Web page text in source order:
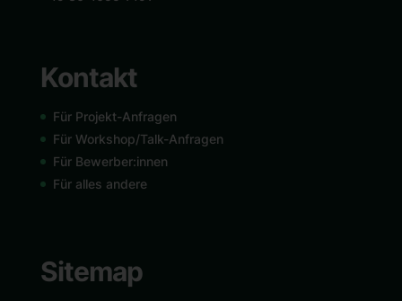
Kontakt
Für Projekt-Anfragen
Für Workshop/Talk-Anfragen
Für Bewerber:innen
Für alles andere
Sitemap